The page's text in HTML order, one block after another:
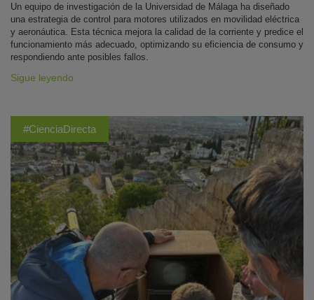
Un equipo de investigación de la Universidad de Málaga ha diseñado
una estrategia de control para motores utilizados en movilidad eléctrica
y aeronáutica. Esta técnica mejora la calidad de la corriente y predice el
funcionamiento más adecuado, optimizando su eficiencia de consumo y
respondiendo ante posibles fallos.
Sigue leyendo
#CienciaDirecta